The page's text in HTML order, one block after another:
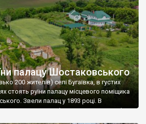
палацу Шостаковського
200 жителів) селі Бугаївка, в густих
стоять руїни палацу місцевого поміщика
Звели палац у 1893 році. В
ньому спочатку містилася школа, потім